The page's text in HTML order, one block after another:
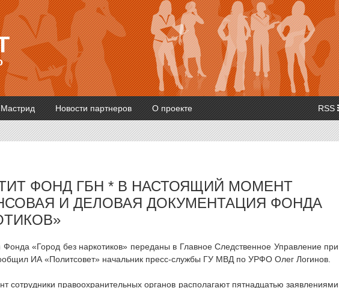
Мастрид Новости партнеров О проекте RSS
ФОНД ГБН * В НАСТОЯЩИЙ МОМЕНТ
И ДЕЛОВАЯ ДОКУМЕНТАЦИЯ ФОНДА
«Город без наркотиков» переданы в Главное Следственное Управление при
ИА «Политсовет» начальник пресс-службы ГУ МВД по УРФО Олег Логинов.
сотрудники правоохранительных органов располагают пятнадцатью заявлениями